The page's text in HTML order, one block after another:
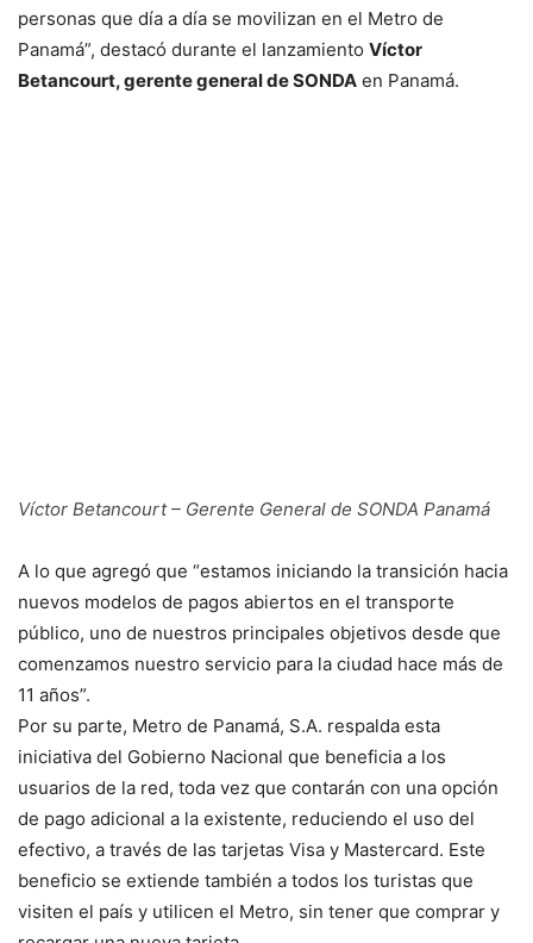
personas que día a día se movilizan en el Metro de
Panamá”, destacó durante el lanzamiento Víctor
Betancourt, gerente general de SONDA en Panamá.
Víctor Betancourt – Gerente General de SONDA Panamá
A lo que agregó que “estamos iniciando la transición hacia
nuevos modelos de pagos abiertos en el transporte
público, uno de nuestros principales objetivos desde que
comenzamos nuestro servicio para la ciudad hace más de
11 años”.
Por su parte, Metro de Panamá, S.A. respalda esta
iniciativa del Gobierno Nacional que beneficia a los
usuarios de la red, toda vez que contarán con una opción
de pago adicional a la existente, reduciendo el uso del
efectivo, a través de las tarjetas Visa y Mastercard. Este
beneficio se extiende también a todos los turistas que
visiten el país y utilicen el Metro, sin tener que comprar y